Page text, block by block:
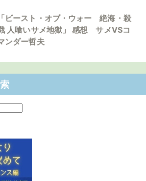
「ビースト・オブ・ウォー 絶海・殺
人喰いサメ地獄」 感想 サメVSコ
ンダー哲夫